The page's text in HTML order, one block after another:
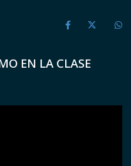
EN LA CLASE